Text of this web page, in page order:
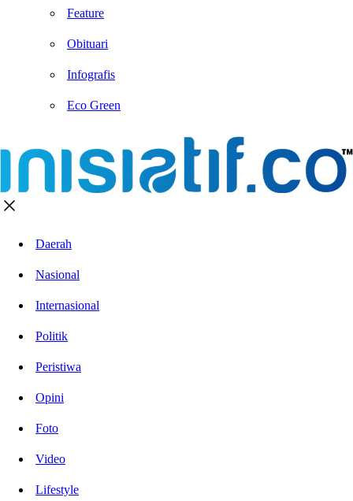
Feature
Obituari
Infografis
Eco Green
Daerah
Nasional
Internasional
Politik
Peristiwa
Opini
Foto
Video
Lifestyle